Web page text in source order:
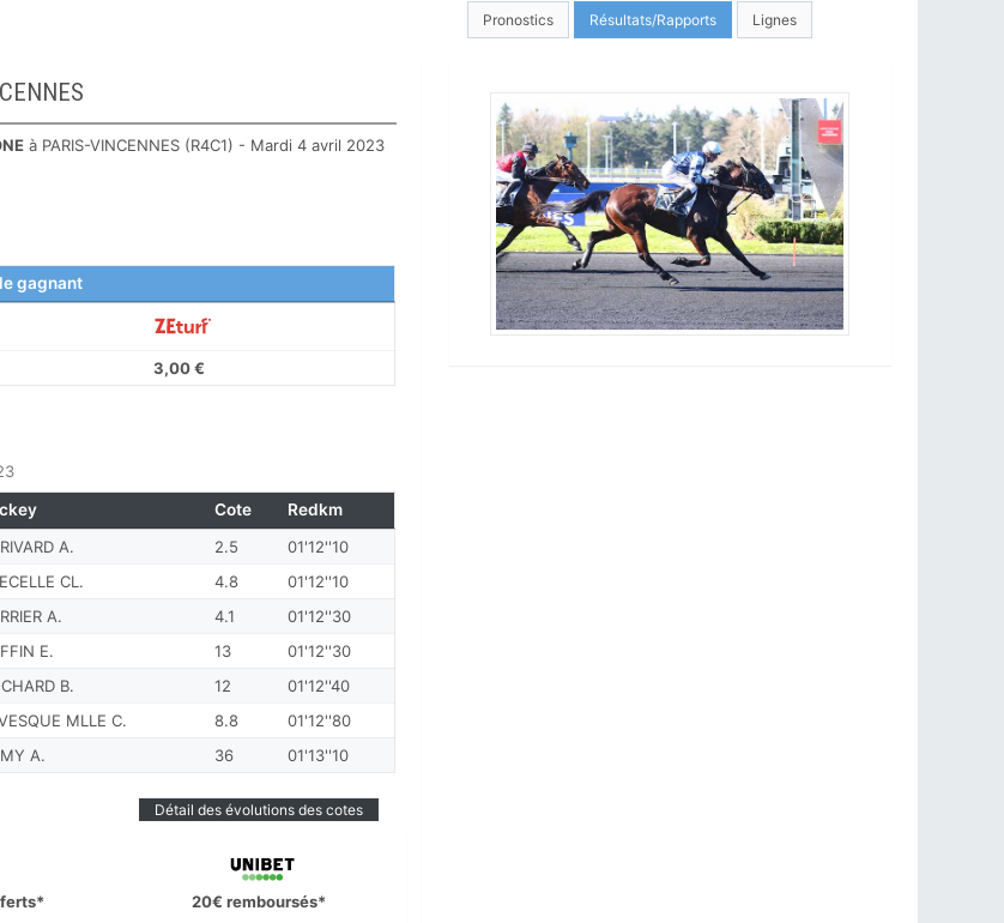
Pronostics Résultats/Rapports Lignes
à PARIS-VINCENNES (R4C1) - Mardi 4 avril 2023
gagnant
3,00 €
A. 2.5
01'12''10
CL. 4.8
01'12''10
A. 4.1
01'12''30
E. 13
01'12''30
B. 12
01'12''40
MLLE C. 8.8
01'12''80
A. 36 01'13''10
Cote Redkm
Détail des évolutions des cotes
20€ remboursés*